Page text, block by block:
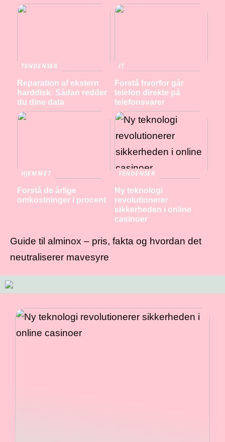
TENDENSER
Reparation af ekstern
harddisk: Sådan redder
du dine data
IT
Forstå hvorfor går
telefon direkte på
telefonsvarer
HJEMMET
Forstå de årlige
omkostninger i procent
TENDENSER
Ny teknologi
revolutionerer
sikkerheden i online
casinoer
Guide til alminox – pris, fakta og hvordan det
neutraliserer mavesyre